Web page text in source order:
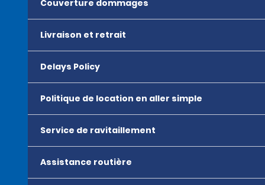
Couverture dommages
Livraison et retrait
Delays Policy
Politique de location en aller simple
Service de ravitaillement
Assistance routière